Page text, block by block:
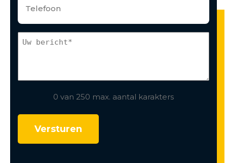
0 van 250 max. aantal karakters